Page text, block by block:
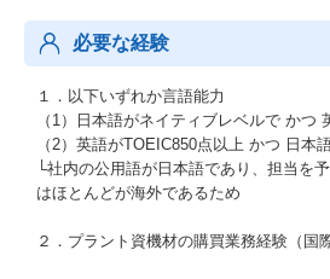
必要な経験
１．以下いずれか言語能力
（1）日本語がネイティブレベルで かつ
（2）英語がTOEIC850点以上 かつ 日本
└社内の公用語が日本語であり、担当を
はほとんどが海外であるため
２．プラント資機材の購買業務経験（国